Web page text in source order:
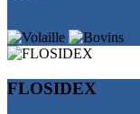
FLOSIDEX